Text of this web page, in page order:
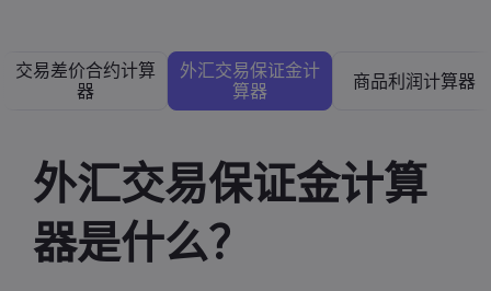
交易差价合约计算
器
外汇交易保证金计
算器
商品利润计算器
外汇交易保证金计算
器是什么？